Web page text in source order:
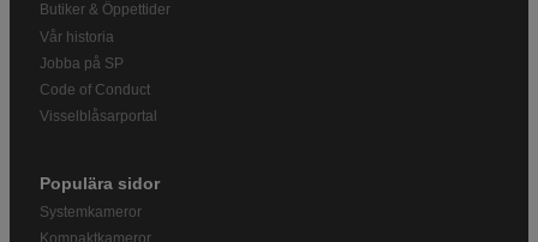
Butiker & Öppettider
Vår historia
Jobba på SP
Code of Conduct
Visselblåsarportal
Populära sidor
Systemkameror
Kompaktkameror